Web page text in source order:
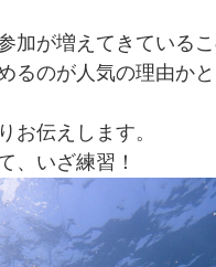
加が増えてきている
るのが人気の理由かと
お伝えします。
、いざ練習！